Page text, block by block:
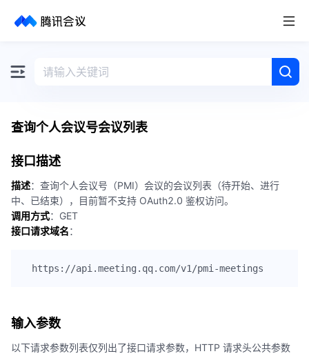
取消
查询个人会议号会议列表
接口描述
描述：查询个人会议号（PMI）会议的会议列表（待开始、进行
中、已结束），目前暂不支持 OAuth2.0 鉴权访问。
调用方式：GET
接口请求域名：
输入参数
以下请求参数列表仅列出了接口请求参数，HTTP 请求头公共参数